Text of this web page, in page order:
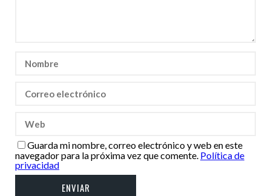
Guarda mi nombre, correo electrónico y web en este
navegador para la próxima vez que comente. Política de
privacidad